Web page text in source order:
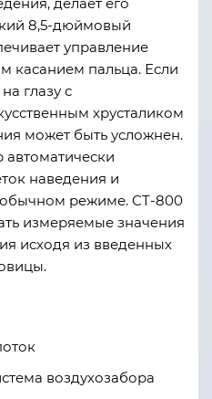
8,5-дюймовый
управление
касанием пальца. Если
глазу с
хрусталиком
может быть усложнен.
наведения и
режиме. CT-800
измеряемые значения
исходя из введенных
воздухозабора